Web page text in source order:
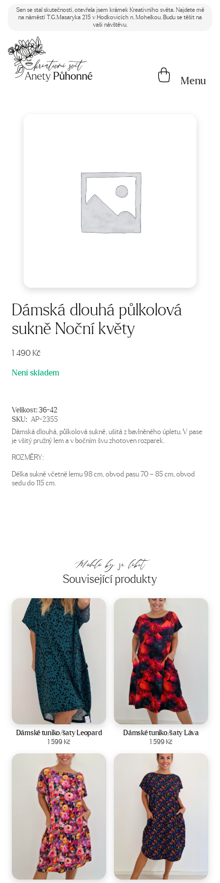
Sen se stal skutečností, otevřela jsem krámek Kreativního světa. Najdete mě
na náměstí T.G.Masaryka 215 v Hodkovicích n. Mohelkou. Budu se těšit na
vaši návštěvu.
Menu
Dámská dlouhá půlkolová
sukně Noční květy
1 490 Kč
Není skladem
Velikost:36-42
SKU: AP-2355
Dámská dlouhá, půlkolová sukně, ušitá z bavlněného úpletu. V pase
je všitý pružný lem a v bočním švu zhotoven rozparek.
ROZMĚRY:
Délka sukně včetně lemu 98 cm, obvod pasu 70 – 85 cm, obvod
sedu do 115 cm.
Mohlo by se líbit
Související produkty
Velikost:44-50
Dámské tuniko/šaty Leopard
1 599Kč
Zobrazit produkt
Velikost: 44-50
Dámské tuniko/šaty Láva
1 599Kč
Zobrazit produkt
Velikost:44-50 Velikost:44-50